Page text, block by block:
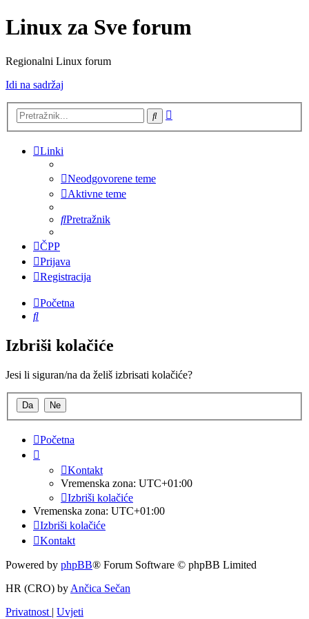
Linux za Sve forum
Regionalni Linux forum
Idi na sadržaj
Pretražnik
Linki
Neodgovorene teme
Aktivne teme
Pretražnik
ČPP
Prijava
Registracija
Početna
Pretražnik
Izbriši kolačiće
Jesi li siguran/na da želiš izbrisati kolačiće?
Početna
Kontakt
Vremenska zona: UTC+01:00
Izbriši kolačiće
Vremenska zona: UTC+01:00
Izbriši kolačiće
Kontakt
Powered by phpBB® Forum Software © phpBB Limited
HR (CRO) by Ančica Sečan
Privatnost | Uvjeti